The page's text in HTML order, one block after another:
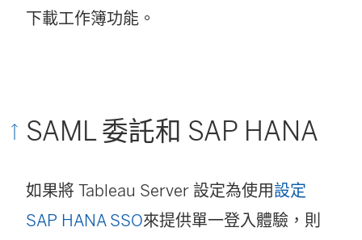
下載工作簿功能。
SAML 委託和 SAP HANA
如果將 Tableau Server 設定為使用設定
SAP HANA SSO來提供單一登入體驗，則